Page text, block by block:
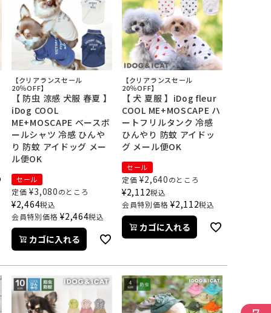
【クリアランスセール
20％OFF】
【 防虫 涼感 犬服 春夏 】
iDog COOL
ME+MOSCAPE ベースボ
ールシャツ 冷感 ひんや
り 防蚊 アイドッグ メー
ル便OK
セール
定価 ¥3,080のところ
¥2,464税込
会員特別価格 ¥2,464税込
カゴに入れる
【クリアランスセール
20％OFF】
【 犬 夏服 】iDog fleur
COOL ME+MOSCAPE ハ
ートフリルタンク 冷感
ひんやり 防蚊 アイドッ
グ メール便OK
セール
定価 ¥2,640のところ
¥2,112税込
会員特別価格 ¥2,112税込
カゴに入れる